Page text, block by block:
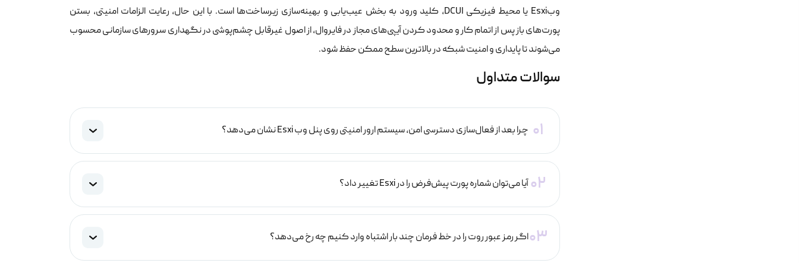
وبEsxi یا محیط فیزیکی DCUI، کلید ورود به بخش عیب‌یابی و بهینه‌سازی زیرساخت‌ها است. با این حال، رعایت الزامات امنیتی، بستن
پورت‌های باز پس از اتمام کار و محدود کردن آیپی‌های مجاز در فایروال، از اصول غیرقابل چشم‌پوشی در نگهداری سرورهای سازمانی محسوب
می‌شوند تا پایداری و امنیت شبکه در بالاترین سطح ممکن حفظ شود.
سوالات متداول
01 چرا بعد از فعال‌سازی دسترسی امن، سیستم ارور امنیتی روی پنل وب Esxi نشان می‌دهد؟
02 آیا می‌توان شماره پورت پیش‌فرض را در Esxi تغییر داد؟
03اگر رمز عبور روت را در خط فرمان چند بار اشتباه وارد کنیم چه رخ می‌دهد؟